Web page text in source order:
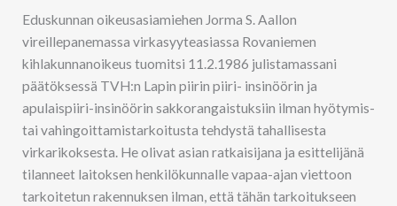
Eduskunnan oikeusasiamiehen Jorma S. Aallon
vireillepanemassa virkasyyteasiassa Rovaniemen
kihlakunnanoikeus tuomitsi 11.2.1986 julistamassani
päätöksessä TVH:n Lapin piirin piiri- insinöörin ja
apulaispiiri-insinöörin sakkorangaistuksiin ilman hyötymis-
tai vahingoittamistarkoitusta tehdystä tahallisesta
virkarikoksesta. He olivat asian ratkaisijana ja esittelijänä
tilanneet laitoksen henkilökunnalle vapaa-ajan viettoon
tarkoitetun rakennuksen ilman, että tähän tarkoitukseen